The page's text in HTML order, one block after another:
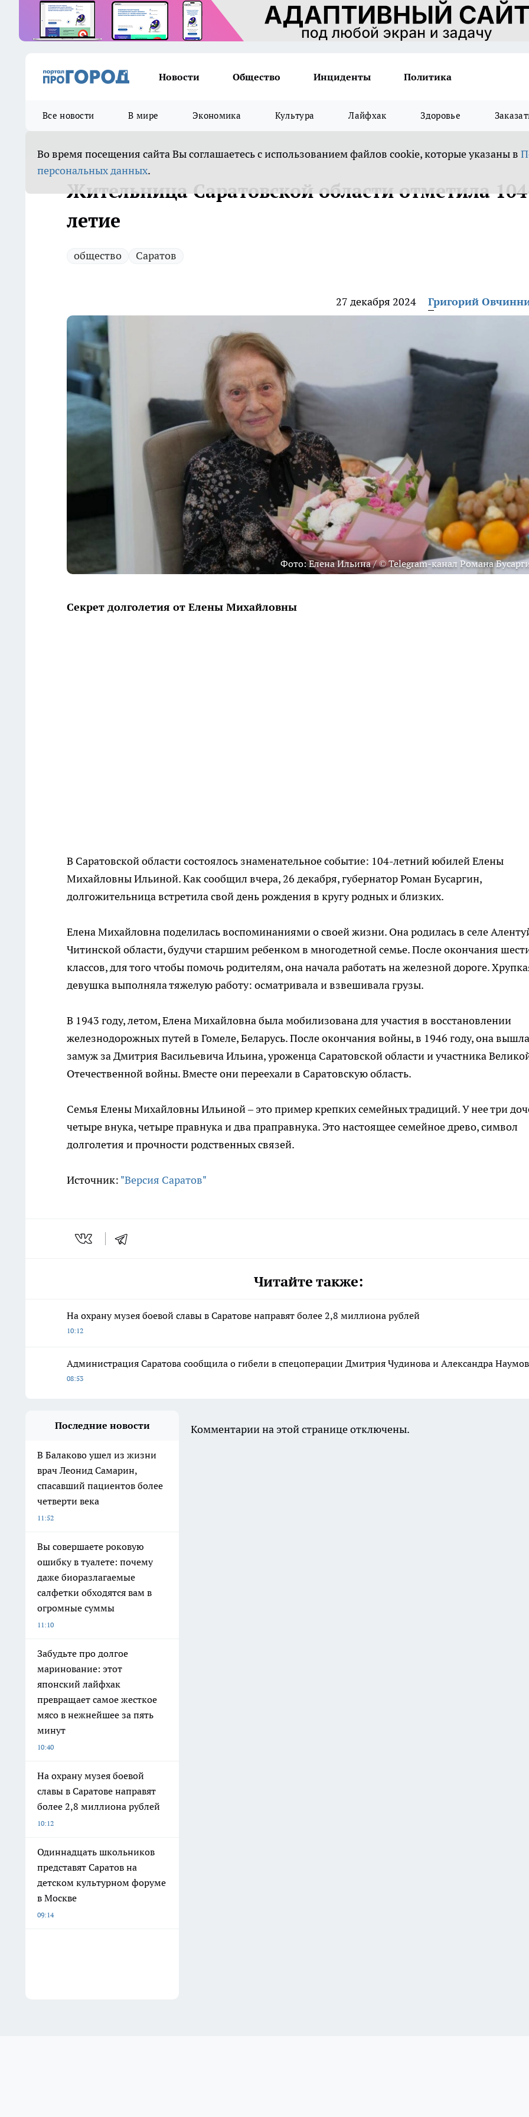
Новости Общество Инциденты Политика
Все новости В мире Экономика Культура Лайфхак Здоровье
Во время посещения сайта Вы соглашаетесь с использованием файлов cookie, которые указаны в
персональных данных.
Жительница Саратовской области отметила
летие
общество Саратов
27 декабря 2024 Григорий
Фото: Елена Ильина / © Telegram-канал Романа
Секрет долголетия от Елены Михайловны
В Саратовской области состоялось знаменательное событие: 104-летний юбилей Елены
Михайловны Ильиной. Как сообщил вчера, 26 декабря, губернатор Роман Бусаргин,
долгожительница встретила свой день рождения в кругу родных и близких.
Елена Михайловна поделилась воспоминаниями о своей жизни. Она родилась в селе
Читинской области, будучи старшим ребенком в многодетной семье. После окончания
классов, для того чтобы помочь родителям, она начала работать на железной дороге.
девушка выполняла тяжелую работу: осматривала и взвешивала грузы.
В 1943 году, летом, Елена Михайловна была мобилизована для участия в восстановлении
железнодорожных путей в Гомеле, Беларусь. После окончания войны, в 1946 году, она вышла
замуж за Дмитрия Васильевича Ильина, уроженца Саратовской области и участника
Отечественной войны. Вместе они переехали в Саратовскую область.
Семья Елены Михайловны Ильиной – это пример крепких семейных традиций. У нее три
четыре внука, четыре правнука и два праправнука. Это настоящее семейное древо, символ
долголетия и прочности родственных связей.
Источник: "Версия Саратов"
Читайте также:
На охрану музея боевой славы в Саратове направят более 2,8 миллиона рублей
10:12
Администрация Саратова сообщила о гибели в спецоперации Дмитрия Чудинова и Александра
08:53
Последние новости
В Балаково ушел из жизни
врач Леонид Самарин,
спасавший пациентов более
четверти века
11:52
Вы совершаете роковую
ошибку в туалете: почему
даже биоразлагаемые
салфетки обходятся вам в
огромные суммы
11:10
Забудьте про долгое
маринование: этот
японский лайфхак
превращает самое жесткое
мясо в нежнейшее за пять
минут
10:40
На охрану музея боевой
славы в Саратове направят
более 2,8 миллиона рублей
10:12
Одиннадцать школьников
представят Саратов на
детском культурном форуме
в Москве
09:14
Комментарии на этой странице отключены.